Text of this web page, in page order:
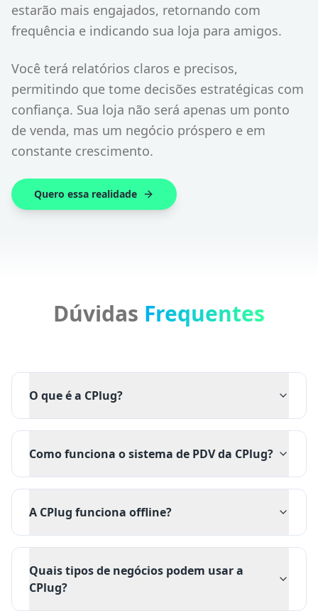
estarão mais engajados, retornando com
frequência e indicando sua loja para amigos.
Você terá relatórios claros e precisos,
permitindo que tome decisões estratégicas com
confiança. Sua loja não será apenas um ponto
de venda, mas um negócio próspero e em
constante crescimento.
Quero essa realidade
Dúvidas Frequentes
O que é a CPlug?
Como funciona o sistema de PDV da CPlug?
A CPlug funciona offline?
Quais tipos de negócios podem usar a
CPlug?